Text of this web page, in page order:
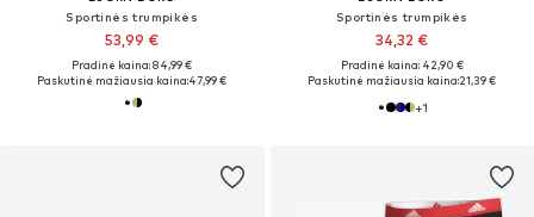
Sportinės trumpikės
53,99 €
Pradinė kaina: 84,99 €
Paskutinė mažiausia kaina:47,99 €
Sportinės trumpikės
34,32 €
Pradinė kaina: 42,90 €
Paskutinė mažiausia kaina:21,39 €
+1